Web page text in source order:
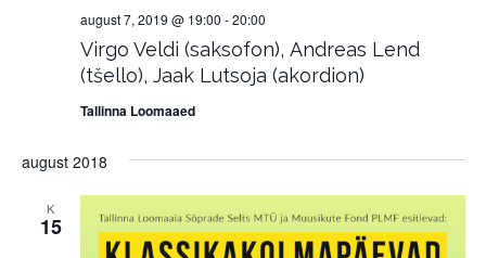
Virgo Veldi (saksofon), Andreas Lend
(tšello), Jaak Lutsoja (akordion)
august 7, 2019 @ 19:00 -20:00
Tallinna Loomaaed
august 2018
K
15